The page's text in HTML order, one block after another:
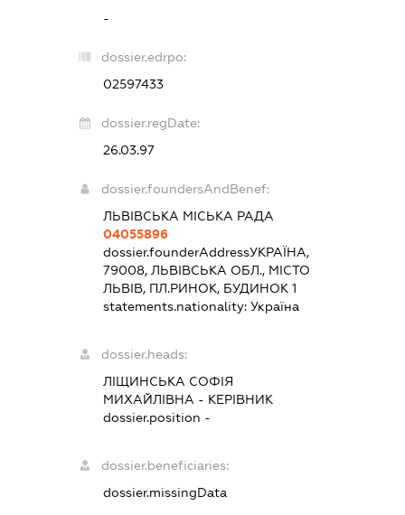
-
dossier.edrpo:
02597433
dossier.regDate:
26.03.97
dossier.foundersAndBenef:
ЛЬВІВСЬКА МІСЬКА РАДА
04055896
dossier.founderAddressУКРАЇНА,
79008, ЛЬВІВСЬКА ОБЛ., МІСТО
ЛЬВІВ, ПЛ.РИНОК, БУДИНОК 1
statements.nationality:Україна
dossier.heads:
ЛІЩИНСЬКА СОФІЯ
МИХАЙЛІВНА - КЕРІВНИК
dossier.position -
dossier.beneficiaries:
dossier.missingData